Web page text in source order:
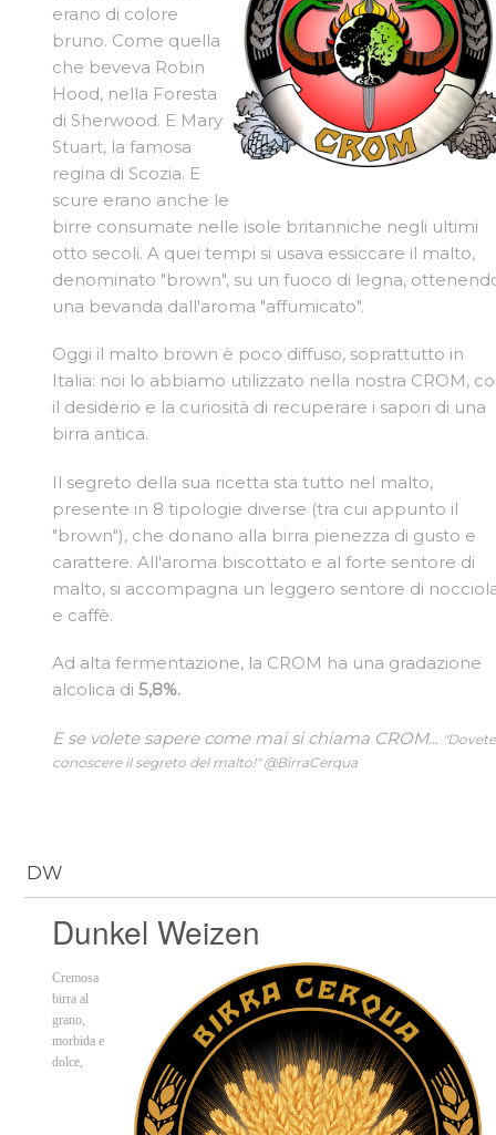
erano di colore
bruno. Come quella
che beveva Robin
Hood, nella Foresta
di Sherwood. E Mary
Stuart, la famosa
regina di Scozia. E
scure erano anche le
birre consumate nelle isole britanniche negli ultimi
otto secoli. A quei tempi si usava essiccare il malto,
denominato "brown", su un fuoco di legna,
una bevanda dall'aroma "affumicato".
Oggi il malto brown è poco diffuso, soprattutto in
Italia: noi lo abbiamo utilizzato nella nostra CROM,
il desiderio e la curiosità di recuperare i sapori di una
birra antica.
Il segreto della sua ricetta sta tutto nel malto,
presente in 8 tipologie diverse (tra cui appunto il
"brown"), che donano alla birra pienezza di gusto e
carattere. All'aroma biscottato e al forte sentore di
malto, si accompagna un leggero sentore di
e caffè.
Ad alta fermentazione, la CROM ha una gradazione
alcolica di5,8%.
E se volete sapere come mai si chiama CROM... "Dovete
conoscere il segreto del malto!" @BirraCerqua
DW
Dunkel Weizen
Cremosa
birra al
grano,
morbida e
dolce,